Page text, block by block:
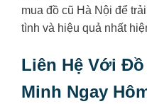
mua đồ cũ Hà Nội để
tình và hiệu quả nhất
Liên Hệ Với
Minh Ngay